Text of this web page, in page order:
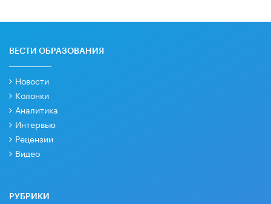
ВЕСТИ ОБРАЗОВАНИЯ
Новости
Колонки
Аналитика
Интервью
Рецензии
Видео
РУБРИКИ